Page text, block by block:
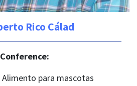
Rico Cálad
Conference:
Alimento para mascotas